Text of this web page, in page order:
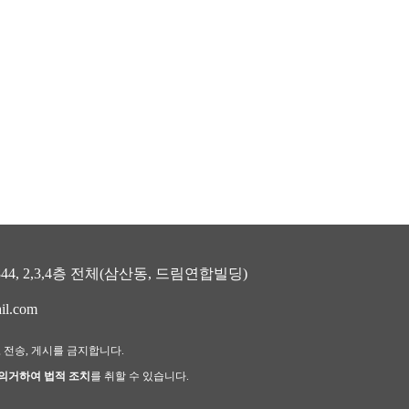
2,3,4층 전체(삼산동, 드림연합빌딩)
송, 게시를 금지합니다.
거하여 법적 조치를 취할 수 있습니다.